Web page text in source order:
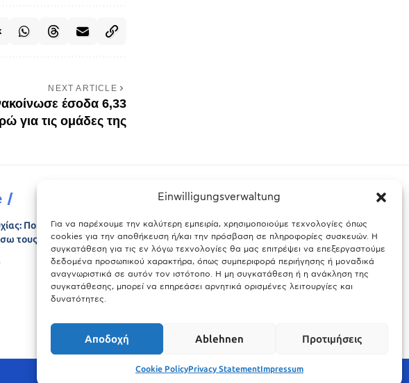
Einwilligungsverwaltung
Για να παρέχουμε την καλύτερη εμπειρία, χρησιμοποιούμε τεχνολογίες όπως
cookies για την αποθήκευση ή/και την πρόσβαση σε πληροφορίες συσκευών. Η
συγκατάθεση για τις εν λόγω τεχνολογίες θα μας επιτρέψει να επεξεργαστούμε
δεδομένα προσωπικού χαρακτήρα, όπως συμπεριφορά περιήγησης ή μοναδικά
αναγνωριστικά σε αυτόν τον ιστότοπο. Η μη συγκατάθεση ή η ανάκληση της
συγκατάθεσης, μπορεί να επηρεάσει αρνητικά ορισμένες λειτουργίες και
δυνατότητες.
Αποδοχή Ablehnen Προτιμήσεις
Cookie PolicyPrivacy StatementImpressum
NEXT ARTICLE
έσοδα 6,33
για τις ομάδες της
Ποιες πόλεις της Βαυαρίας
τους το Μόναχο;
Θύελλα χτυπά το Μόναχο: Κίνδυνος από τους
ισχυρούς ανέμους και τις καταιγίδες
25.03.2026